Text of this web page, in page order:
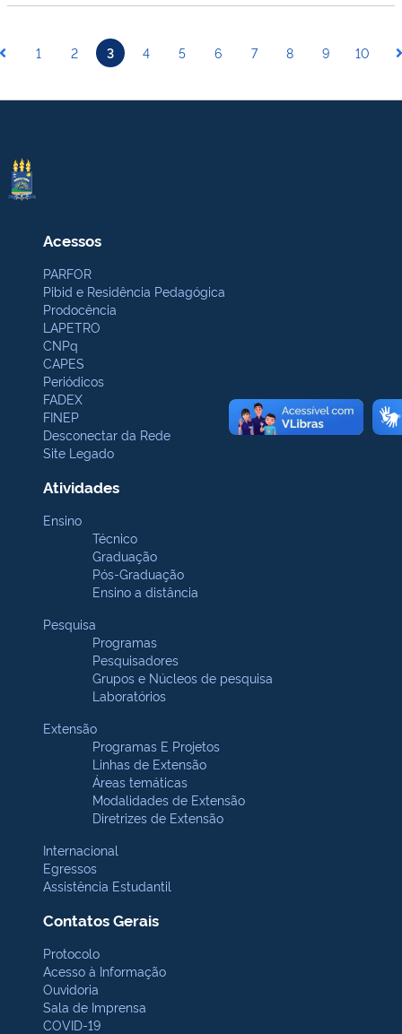
1 2 3 4 5 6 7 8 9 10
Acessos
PARFOR
Pibid e Residência Pedagógica
Prodocência
LAPETRO
CNPq
CAPES
Periódicos
FADEX
FINEP
Desconectar da Rede
Site Legado
Atividades
Ensino
Técnico
Graduação
Pós-Graduação
Ensino a distância
Pesquisa
Programas
Pesquisadores
Grupos e Núcleos de pesquisa
Laboratórios
Extensão
Programas E Projetos
Linhas de Extensão
Áreas temáticas
Modalidades de Extensão
Diretrizes de Extensão
Internacional
Egressos
Assistência Estudantil
Contatos Gerais
Protocolo
Acesso à Informação
Ouvidoria
Sala de Imprensa
COVID-19